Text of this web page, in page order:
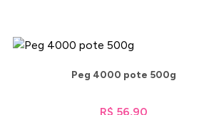
Peg 4000 pote 500g
R$ 56,90